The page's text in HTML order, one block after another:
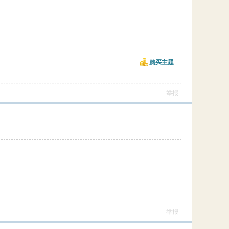
购买主题
举报
举报